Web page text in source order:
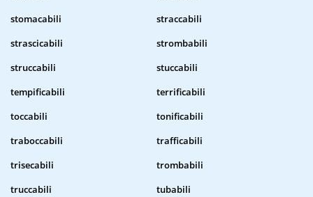
stomacabili
straccabili
strascicabili
strombabili
struccabili
stuccabili
tempificabili
terrificabili
toccabili
tonificabili
traboccabili
trafficabili
trisecabili
trombabili
truccabili
tubabili